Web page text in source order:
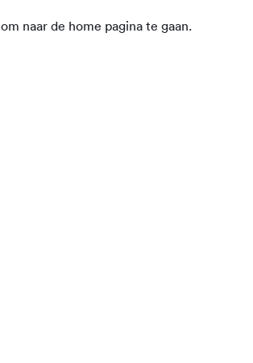
om naar de home pagina te gaan.